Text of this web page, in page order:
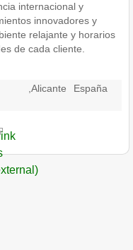
internacional y
innovadores y
relajante y horarios
de cada cliente.
Alicante España